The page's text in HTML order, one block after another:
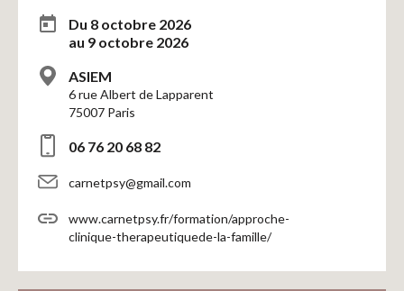
Du 8 octobre 2026
au 9 octobre 2026
ASIEM
6 rue Albert de Lapparent
75007 Paris
06 76 20 68 82
carnetpsy@gmail.com
www.carnetpsy.fr/formation/approche-
clinique-therapeutiquede-la-famille/